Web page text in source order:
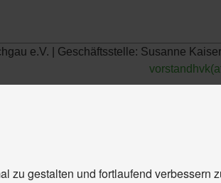
e.V. | Geschäftsstelle: Susanne
zu gestalten und fortlaufend verbessern